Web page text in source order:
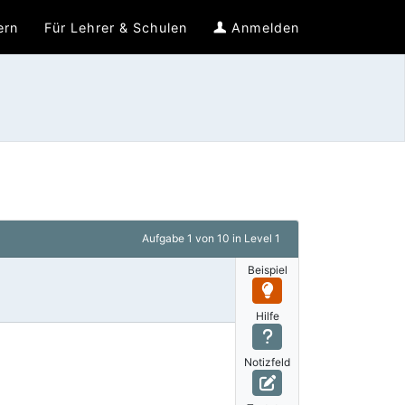
Für Lehrer & Schulen Anmelden
Aufgabe 1 von 10 in Level 1
Beispiel
Hilfe
Notizfeld